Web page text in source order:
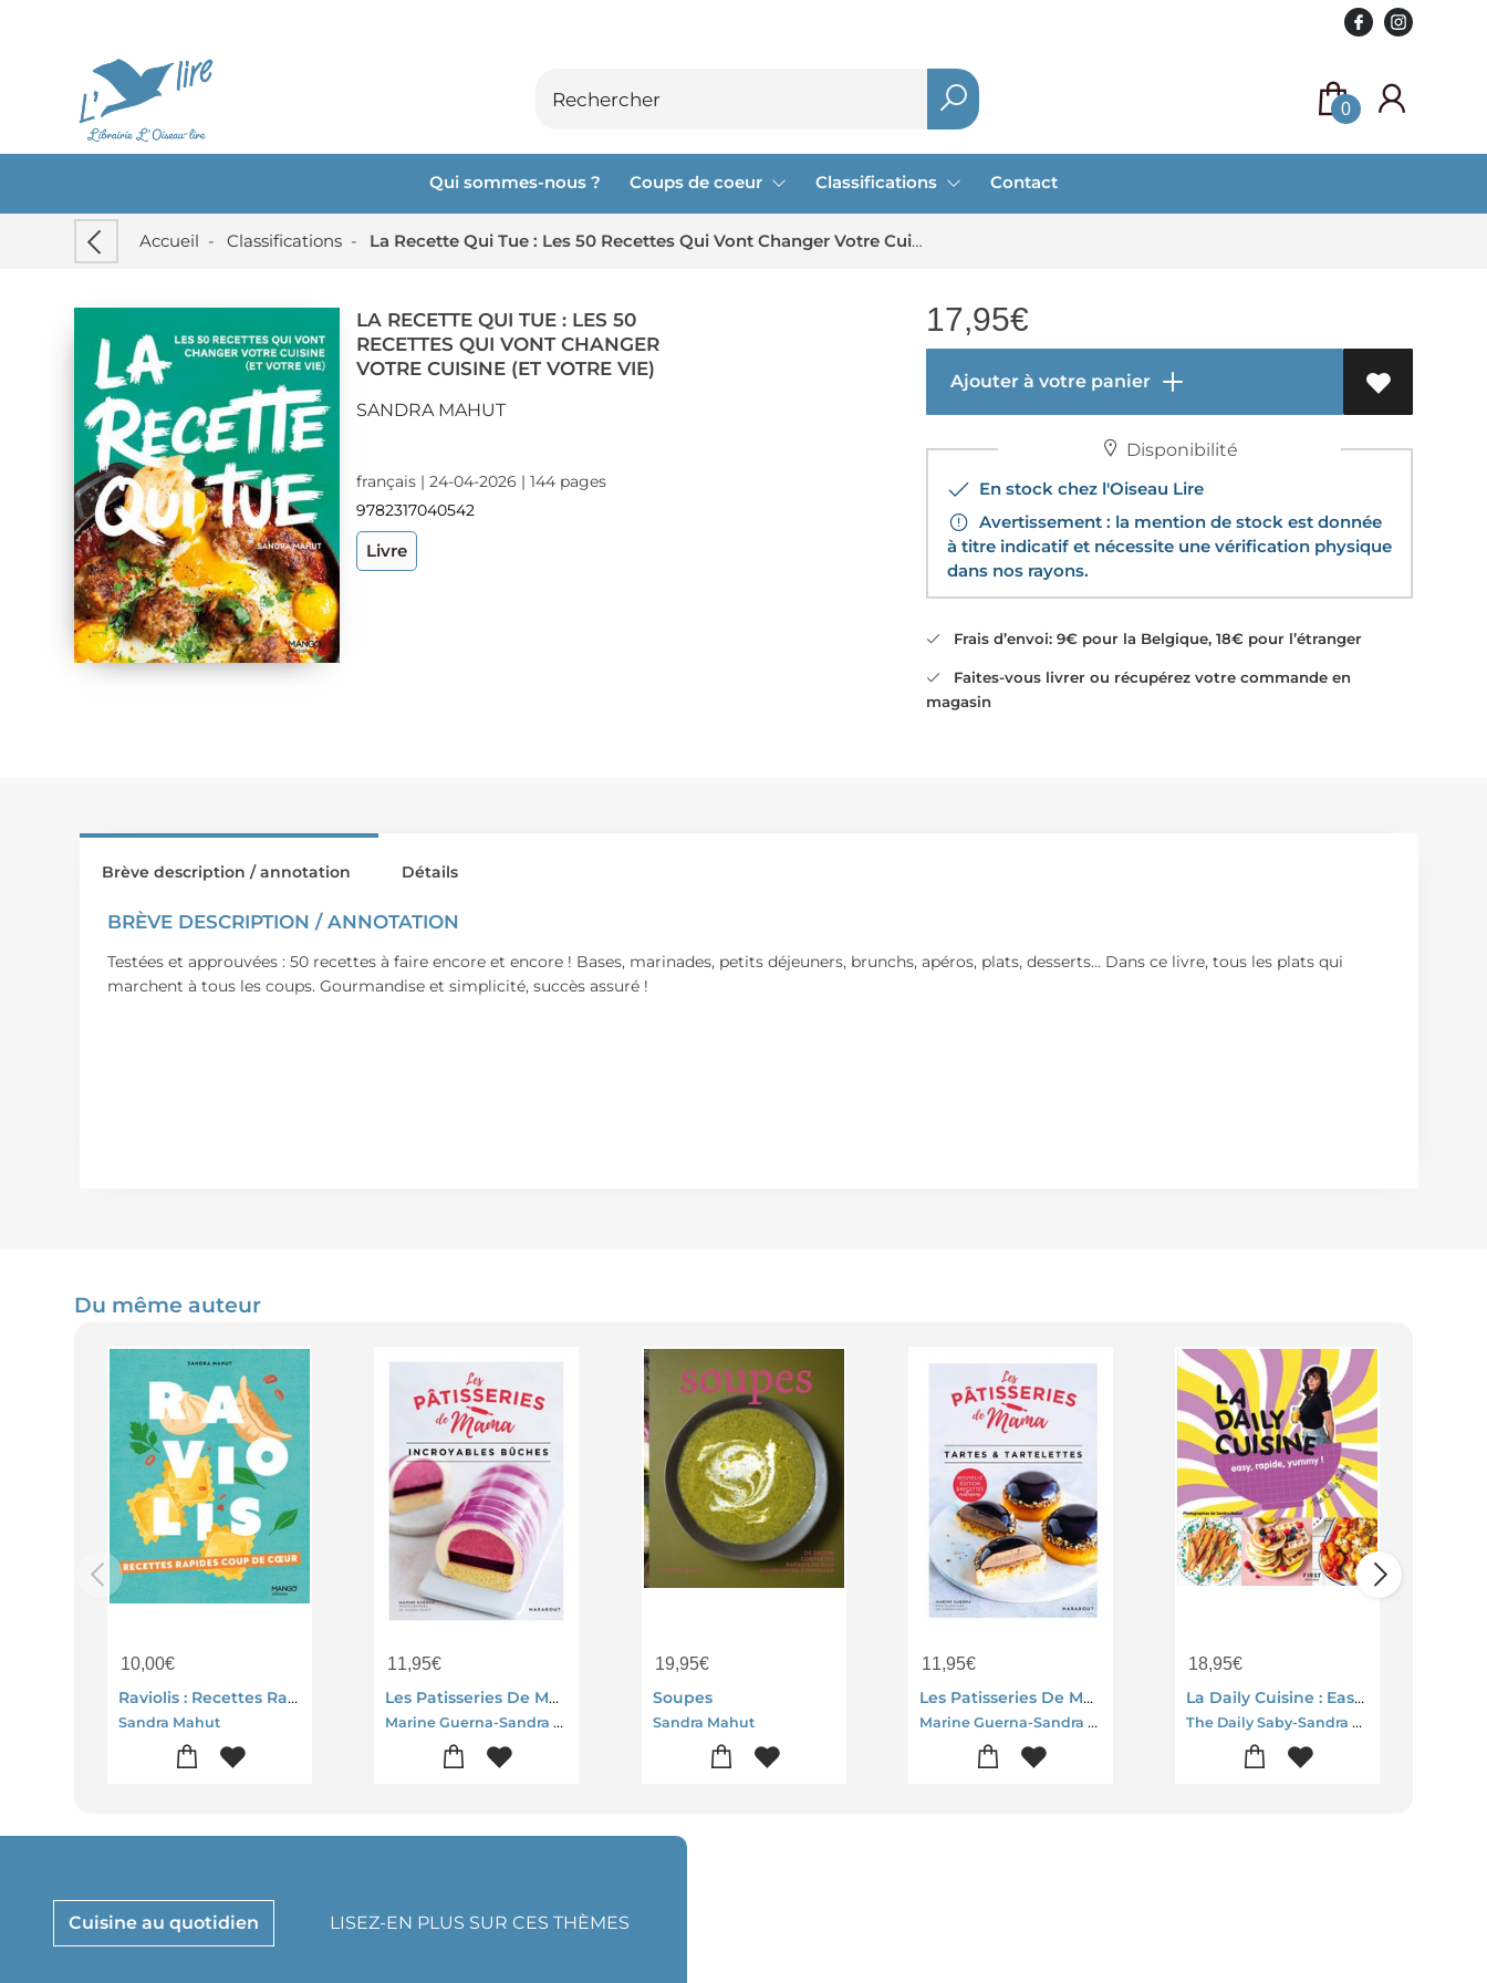
0
Qui sommes-nous ? Coups de coeur Classifications Contact
Accueil - Classifications - La Recette Qui Tue : Les 50 Recettes Qui Vont Changer Votre Cuisine (et Votre Vie)
LA RECETTE QUI TUE : LES 50
RECETTES QUI VONT CHANGER
VOTRE CUISINE (ET VOTRE VIE)
SANDRA MAHUT
français | 24-04-2026 | 144 pages
9782317040542
Livre
17,95€
Ajouter à votre panier
Disponibilité
En stock chez l'Oiseau Lire
Avertissement : la mention de stock est donnée
à titre indicatif et nécessite une vérification physique
dans nos rayons.
Frais d’envoi: 9€ pour la Belgique, 18€ pour l’étranger
Faites-vous livrer ou récupérez votre commande en
magasin
Brève description / annotation
BRÈVE DESCRIPTION / ANNOTATION
Testées et approuvées : 50 recettes à faire encore et encore ! Bases, marinades, petits déjeuners, brunchs, apéros, plats, desserts... Dans ce livre, tous les plats qui
marchent à tous les coups. Gourmandise et simplicité, succès assuré !
Détails
Du même auteur
10,00€
Raviolis : Recettes Rapids Coup De Coeur
Sandra Mahut
11,95€
Les Patisseries De Mama : Incroyables Buches
Marine Guerna-Sandra Mahut
19,95€
Soupes
Sandra Mahut
11,95€
Les Patisseries De Mamma : Tartes & Tartelettes
Marine Guerna-Sandra Mahut
18,95€
La Daily Cuisine : Easy, Rapide, Yummy !
The Daily Saby-Sandra Mahut
Cuisine au quotidien LISEZ-EN PLUS SUR CES THÈMES